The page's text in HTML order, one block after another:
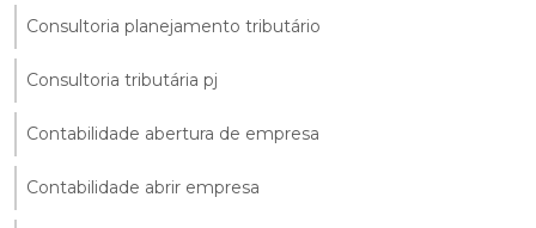
Consultoria planejamento tributário
Consultoria tributária pj
Contabilidade abertura de empresa
Contabilidade abrir empresa